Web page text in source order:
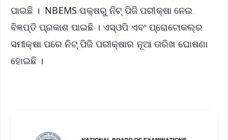
ପାଇଛି । NBEMS ପକ୍ଷରୁ ନିଟ୍ ପିଜି ପରୀକ୍ଷା ନେଇ
ବିଜ୍ଞପ୍ତି ପ୍ରକାଶ ପାଇଛି । ଏସ୍‌ଓପି ଏବଂ ପ୍ରୋ‌ଟୋକଲ୍‌ର
ସମୀକ୍ଷା ପରେ ନିଟ୍ ପିଜି ପରୀକ୍ଷାର ନୂଆ ତାରିଖ ଘୋଷଣା
ହୋଇଛି ।